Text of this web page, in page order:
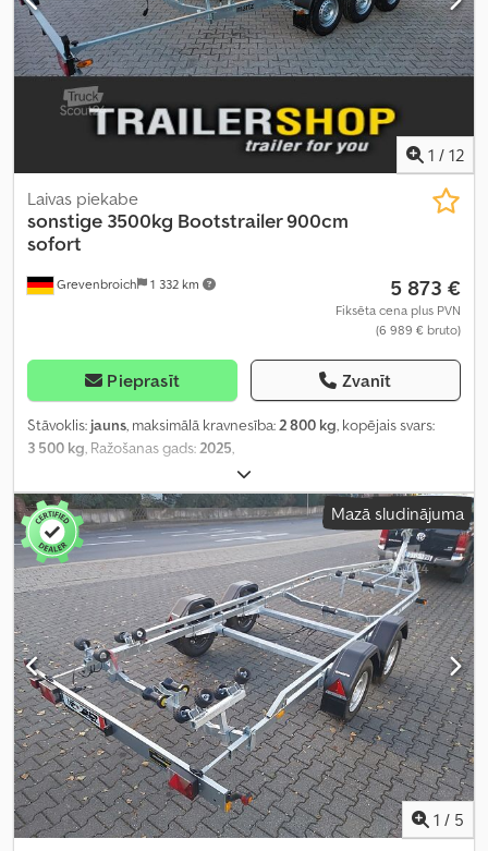
1 / 12
Grevenbroich 1 332 km
Laivas piekabe
sonstige 3500kg Bootstrailer 900cm
sofort
5 873 €
Fiksēta cena plus PVN
(6 989 € bruto)
Pieprasīt Zvanīt
Stāvoklis: jauns, maksimālā kravnesība:2 800 kg, kopējais svars:
3 500 kg, Ražošanas gads:2025,
Mazā sludinājuma
1 / 5